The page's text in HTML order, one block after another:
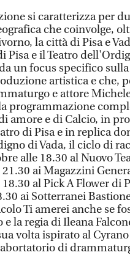
si caratterizza per
che coinvolge,
la città di Pisa e
Pisa e il Teatro
un focus specifico
artistica e che,
e attore
programmazione
amore e di Calcio, in
di Pisa e in replica
di Vada, il ciclo di
alle 18.30 al Nuovo
21.30 ai Magazzini
al Pick A Flower di
ai Sotterranei
Ti amerei anche se
la regia di Ileana
volta ispirato al
di